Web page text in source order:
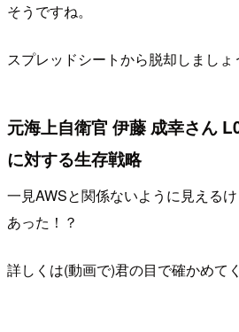
そうですね。
スプレッドシートから脱却しましょ
元海上自衛官 伊藤 成幸さん
に対する生存戦略
一見AWSと関係ないように見える
あった！？
詳しくは(動画で)君の目で確かめて